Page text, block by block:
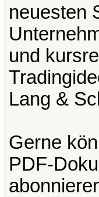
neuesten
und
Lang &
Gerne
PDF-